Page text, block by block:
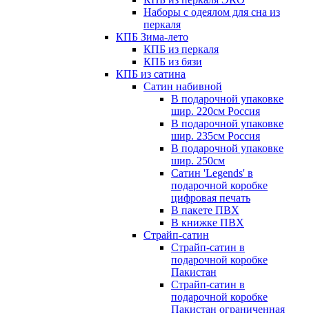
Наборы с одеялом для сна из
перкаля
КПБ Зима-лето
КПБ из перкаля
КПБ из бязи
КПБ из сатина
Сатин набивной
В подарочной упаковке
шир. 220см Россия
В подарочной упаковке
шир. 235см Россия
В подарочной упаковке
шир. 250см
Сатин 'Legends' в
подарочной коробке
цифровая печать
В пакете ПВХ
В книжке ПВХ
Страйп-сатин
Страйп-сатин в
подарочной коробке
Пакистан
Страйп-сатин в
подарочной коробке
Пакистан ограниченная